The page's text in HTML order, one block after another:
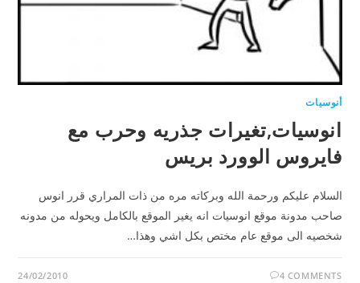
أنوسيات
انوسيات,تغيرات جذريه وحرب مع
فايروس الوورد بريس
السلام عليكم ورحمة الله وبركاته مره من ذات المراري قرر انوس
صاحب مدونة موقع انوسيات انه يغير الموقع بالكامل ويحوله من مدونه
شخصيه الى موقع عام مختص بكل اشي وهذا…
4 COMMENTS
24/02/2010